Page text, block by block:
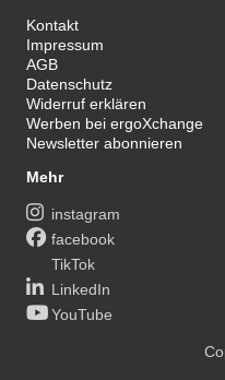
Kontakt
Impressum
AGB
Datenschutz
Widerruf erklären
Werben bei ergoXchange
Newsletter abonnieren
Mehr
instagram
facebook
TikTok
LinkedIn
YouTube